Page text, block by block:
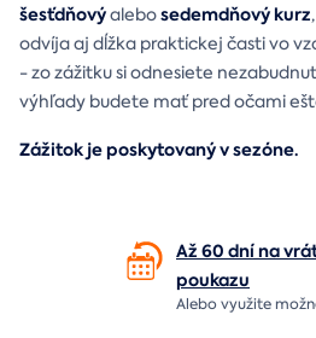
šesťdňovýalebosedemdňový kurz
odvíja aj dĺžka praktickej časti vo
- zo zážitku si odnesiete
výhľady budete mať pred očami
Zážitok je poskytovaný v sezóne.
Až 60 dní na
poukazu
Alebo využite